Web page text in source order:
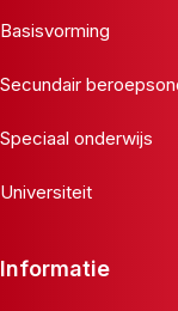
Basisvorming
Secundair
Speciaal onderwijs
Universiteit
Informatie